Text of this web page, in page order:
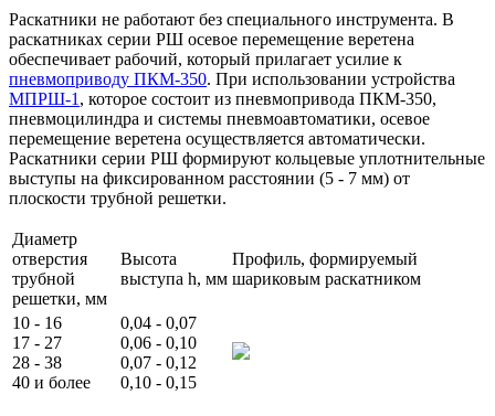
Раскатники не работают без специального инструмента. В
раскатниках серии РШ осевое перемещение веретена
обеспечивает рабочий, который прилагает усилие к
пневмоприводу ПКМ-350. При использовании устройства
МПРШ-1 , которое состоит из пневмопривода ПКМ-350,
пневмоцилиндра и системы пневмоавтоматики, осевое
перемещение веретена осуществляется автоматически.
Раскатники серии РШ формируют кольцевые уплотнительные
выступы на фиксированном расстоянии (5 - 7 мм) от
плоскости трубной решетки.
Диаметр
отверстия
трубной
решетки, мм
Высота
выступа h, мм
Профиль, формируемый
шариковым раскатником
10 - 16
17 - 27
28 - 38
40 и более
0,04 - 0,07
0,06 - 0,10
0,07 - 0,12
0,10 - 0,15